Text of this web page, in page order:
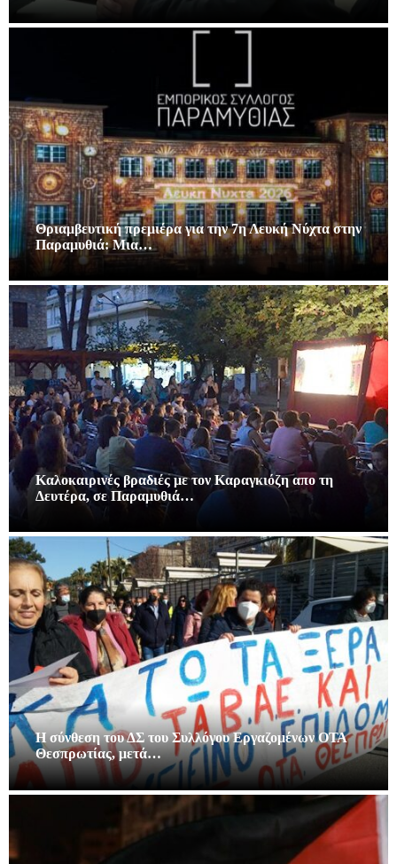
Θριαμβευτική πρεμιέρα για την 7η Λευκή Νύχτα στην
Παραμυθιά: Μια…
Καλοκαιρινές βραδιές με τον Καραγκιόζη απο τη
Δευτέρα, σε Παραμυθιά…
Η σύνθεση του ΔΣ του Συλλόγου Εργαζομένων ΟΤΑ
Θεσπρωτίας, μετά…